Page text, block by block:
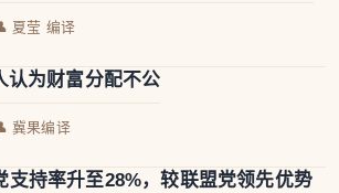
夏莹 编译
认为财富分配不公
冀果编译
支持率升至28%，较联盟党领先优势